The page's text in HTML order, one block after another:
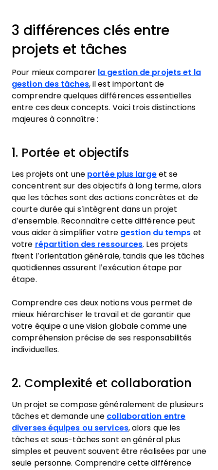
3 différences clés entre
projets et tâches
Pour mieux comparer la gestion de projets et la
gestion des tâches, il est important de
comprendre quelques différences essentielles
entre ces deux concepts. Voici trois distinctions
majeures à connaître :
1. Portée et objectifs
Les projets ont une portée plus largeet se
concentrent sur des objectifs à long terme, alors
que les tâches sont des actions concrètes et de
courte durée qui s’intègrent dans un projet
d’ensemble. Reconnaître cette différence peut
vous aider à simplifier votre gestion du temps et
votre répartition des ressources. Les projets
fixent l’orientation générale, tandis que les tâches
quotidiennes assurent l’exécution étape par
étape.
Comprendre ces deux notions vous permet de
mieux hiérarchiser le travail et de garantir que
votre équipe a une vision globale comme une
compréhension précise de ses responsabilités
individuelles.
2. Complexité et collaboration
Un projet se compose généralement de plusieurs
tâches et demande une collaboration entre
diverses équipes ou services, alors que les
tâches et sous-tâches sont en général plus
simples et peuvent souvent être réalisées par une
seule personne. Comprendre cette différence